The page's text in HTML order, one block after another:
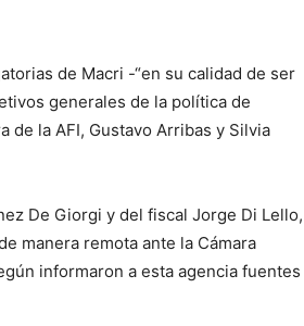
de Macri -“en su calidad de ser
generales de la política de
de la AFI, Gustavo Arribas y Silvia
De Giorgi y del fiscal Jorge Di Lello,
manera remota ante la Cámara
informaron a esta agencia fuentes